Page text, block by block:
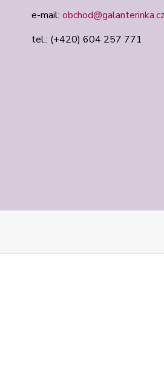
e-mail: obchod@galanterinka.cz
tel.: (+420) 604 257 771